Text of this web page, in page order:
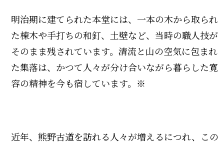
明治期に建てられた本堂には、一本の木から取られ
た棟木や手打ちの和釘、土壁など、当時の職人技が
そのまま残されています。清流と山の空気に包まれ
た集落は、かつて人々が分け合いながら暮らした寛
容の精神を今も宿しています。※
近年、熊野古道を訪れる人々が増えるにつれ、この